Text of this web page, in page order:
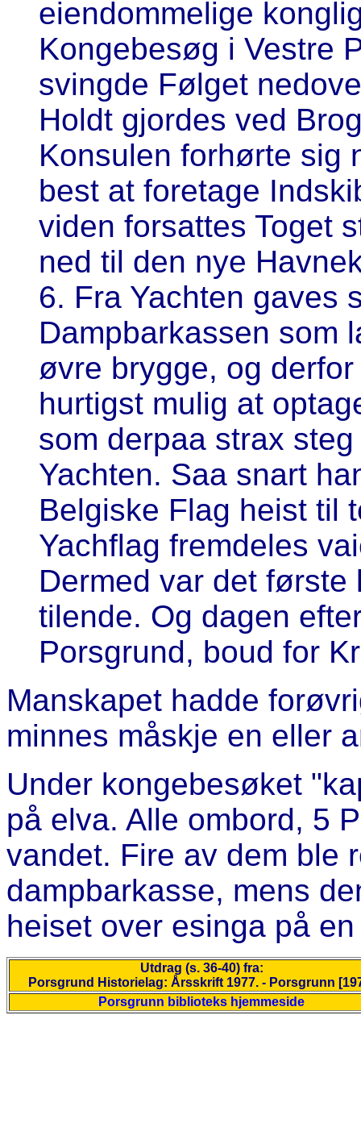
eiendommelige
Kongebesøg i Vestre
svingde Følget
Holdt gjordes ved
Konsulen forhørte sig
best at foretage
viden forsattes Toget
ned til den nye
6. Fra Yachten gaves
Dampbarkassen som
øvre brygge, og
hurtigst mulig at
som derpaa strax
Yachten. Saa snart
Belgiske Flag heist til
Yachflag fremdeles
Dermed var det
tilende. Og dagen
Porsgrund, boud for
Manskapet hadde
minnes måskje en eller
Under kongebesøket
på elva. Alle ombord, 5
vandet. Fire av dem ble
dampbarkasse, mens
heiset over esinga på
Utdrag (s. 36-40) fra:
Porsgrund Historielag: Årsskrift 1977. - Porsgrunn
Porsgrunn biblioteks hjemmeside